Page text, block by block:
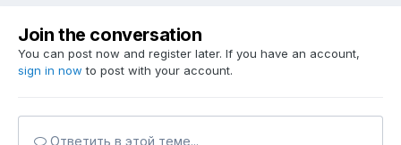
Join the conversation
You can post now and register later. If you have an account,
sign in now to post with your account.
Ответить в этой теме...